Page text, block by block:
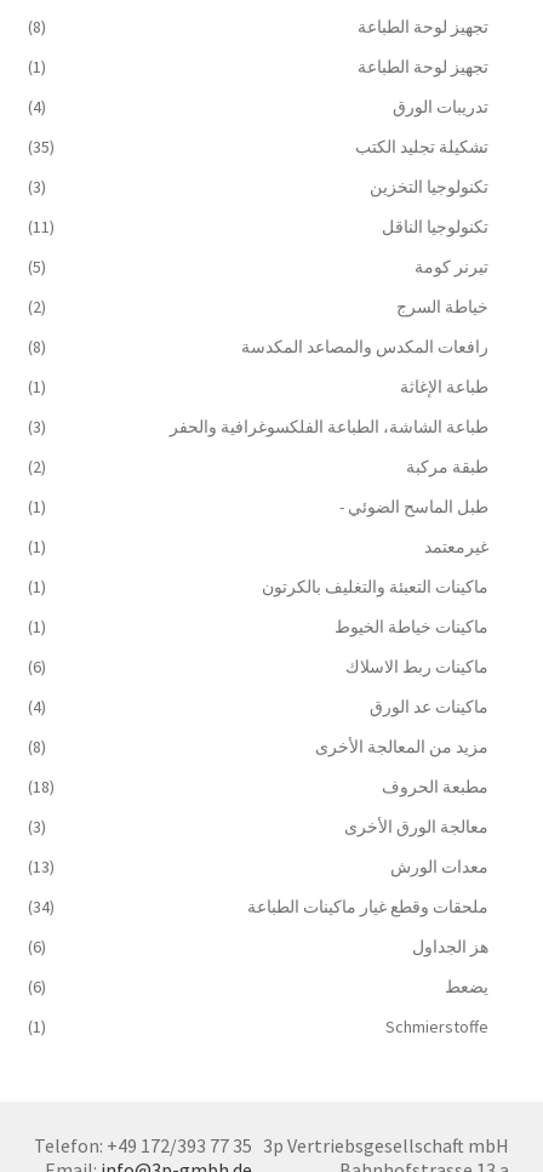
تجهيز لوحة الطباعة
(8)
تجهيز لوحة الطباعة
(1)
تدريبات الورق
(4)
تشكيلة تجليد الكتب
(35)
تكنولوجيا التخزين
(3)
تكنولوجيا الناقل
(11)
تيرنر كومة
(5)
خياطة السرج
(2)
رافعات المكدس والمصاعد المكدسة
(8)
طباعة الإغاثة
(1)
طباعة الشاشة، الطباعة الفلكسوغرافية والحفر
(3)
طبقة مركبة
(2)
طبل الماسح الضوئي -
(1)
غيرمعتمد
(1)
ماكينات التعبئة والتغليف بالكرتون
(1)
ماكينات خياطة الخيوط
(1)
ماكينات ربط الاسلاك
(6)
ماكينات عد الورق
(4)
مزيد من المعالجة الأخرى
(8)
مطبعة الحروف
(18)
معالجة الورق الأخرى
(3)
معدات الورش
(13)
ملحقات وقطع غيار ماكينات الطباعة
(34)
هز الجداول
(6)
يضعط
(6)
Schmierstoffe
(1)
3p Vertriebsgesellschaft mbH
Telefon: +49 172/393 77 35